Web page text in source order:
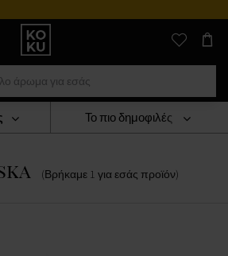
Αυθεντικά
αρώματα
και
ρολόγια
σε
μέρος
(Βρήκαμε 1 για εσάς προϊόν)
Το πιο δημοφιλές